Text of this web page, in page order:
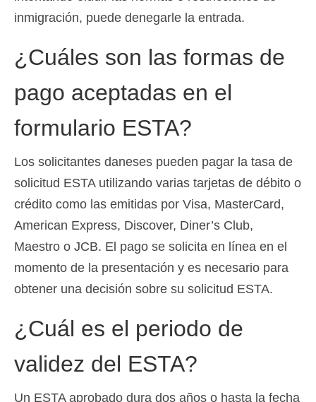
inmigración, puede denegarle la entrada.
¿Cuáles son las formas de
pago aceptadas en el
formulario ESTA?
Los solicitantes daneses pueden pagar la tasa de
solicitud ESTA utilizando varias tarjetas de débito o
crédito como las emitidas por Visa, MasterCard,
American Express, Discover, Diner’s Club,
Maestro o JCB. El pago se solicita en línea en el
momento de la presentación y es necesario para
obtener una decisión sobre su solicitud ESTA.
¿Cuál es el periodo de
validez del ESTA?
Un ESTA aprobado dura dos años o hasta la fecha